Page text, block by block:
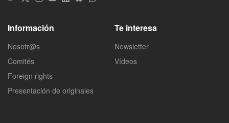
Información
Nosotr@s
Comités
Foreign rights
Presentación de originales
Te interesa
Newsletter
Vídeos